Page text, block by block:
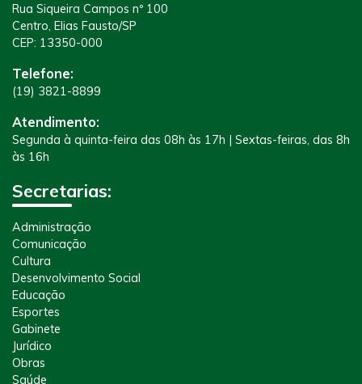
Rua Siqueira Campos nº 100
Centro, Elias Fausto/SP
CEP: 13350-000
Telefone:
(19) 3821-8899
Atendimento:
Segunda à quinta-feira das 08h às 17h | Sextas-feiras, das 8h
às 16h
Secretarias:
Administração
Comunicação
Cultura
Desenvolvimento Social
Educação
Esportes
Gabinete
Jurídico
Obras
Saúde